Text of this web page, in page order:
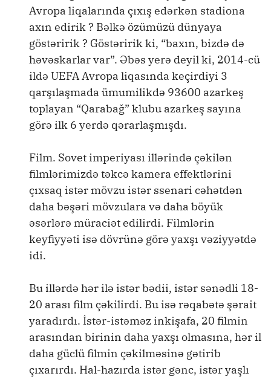
Avropa liqalarında çıxış edərkən stadiona
axın edirik ? Bəlkə özümüzü dünyaya
göstəririk ? Göstəririk ki, “baxın, bizdə də
həvəskarlar var”. Əbəs yerə deyil ki, 2014-cü
ildə UEFA Avropa liqasında keçirdiyi 3
qarşılaşmada ümumilikdə 93600 azarkeş
toplayan “Qarabağ” klubu azarkeş sayına
görə ilk 6 yerdə qərarlaşmışdı.
Film. Sovet imperiyası illərində çəkilən
filmlərimizdə təkcə kamera effektlərini
çıxsaq istər mövzu istər ssenari cəhətdən
daha bəşəri mövzulara və daha böyük
əsərlərə müraciət edilirdi. Filmlərin
keyfiyyəti isə dövrünə görə yaxşı vəziyyətdə
idi.
Bu illərdə hər ilə istər bədii, istər sənədli 18-
20 arası film çəkilirdi. Bu isə rəqabətə şərait
yaradırdı. İstər-istəməz inkişafa, 20 filmin
arasından birinin daha yaxşı olmasına, hər il
daha güclü filmin çəkilməsinə gətirib
çıxarırdı. Hal-hazırda istər gənc, istər yaşlı